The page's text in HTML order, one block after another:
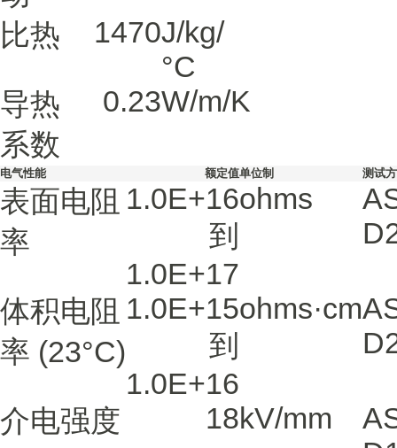
比热
1470J/kg/
°C
导热
系数
0.23W/m/K
电气性能 额定值单位制 测试
表面电阻
率
1.0E+16
到
1.0E+17
ohms
体积电阻
率 (23°C)
1.0E+15
到
1.0E+16
ohms·cm
介电强度 18kV/mm